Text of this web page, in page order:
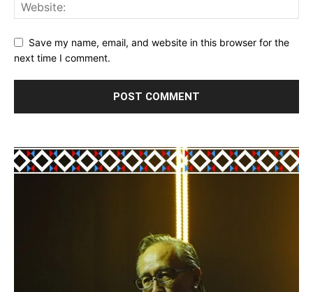
Save my name, email, and website in this browser for the
next time I comment.